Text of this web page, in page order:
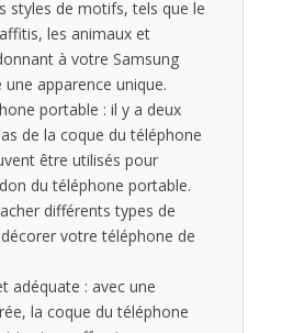
styles de motifs, tels que le
les animaux et
à votre Samsung
une apparence unique.
portable : il y a deux
de la coque du téléphone
être utilisés pour
du téléphone portable.
différents types de
votre téléphone de
adéquate : avec une
la coque du téléphone